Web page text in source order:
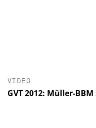
VIDEO
GVT 2012: Müller-